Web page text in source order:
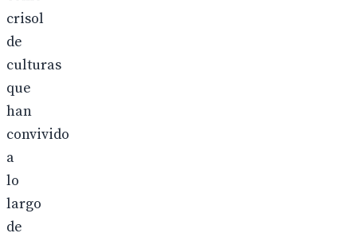
crisol
de
culturas
que
han
convivido
a
lo
largo
de